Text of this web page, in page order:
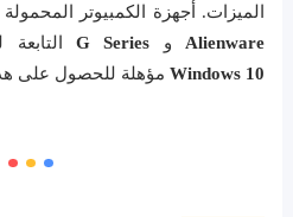
الميزات. أجهزة الكمبيوتر المحمولة
Alienware
و G Series
Windows 10مؤهلة للحصول على